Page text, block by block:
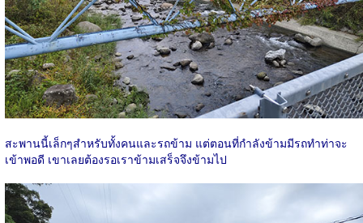
สะพานนี้เล็กๆสำหรับทั้งคนและรถข้าม แต่ตอนที่กำลังข้ามมีรถทำท่าจะ
เข้าพอดี เขาเลยต้องรอเราข้ามเสร็จจึงข้ามไป